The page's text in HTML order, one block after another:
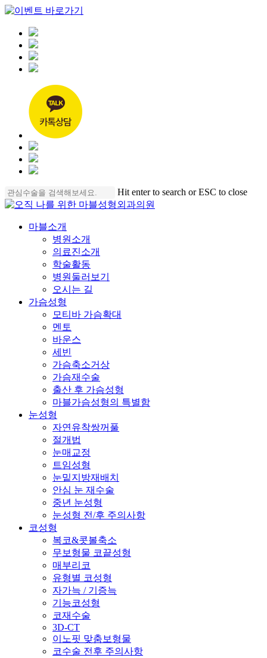
Skip
to
main
content
Hit enter to search or ESC to close
Close
Menu
마블소개
병원소개
의료진소개
학술활동
병원둘러보기
오시는 길
가슴성형
모티바 가슴확대
멘토
바운스
세빈
가슴축소거상
가슴재수술
출산 후 가슴성형
마블가슴성형의 특별함
눈성형
자연유착쌍꺼풀
절개법
눈매교정
트임성형
눈밑지방재배치
안심 눈 재수술
중년 눈성형
눈성형 전/후 주의사항
코성형
복코&콧볼축소
무보형물 코끝성형
매부리코
유형별 코성형
자가늑 / 기증늑
기능코성형
코재수술
3D-CT
이노핏 맞춤보형물
코수술 전후 주의사항